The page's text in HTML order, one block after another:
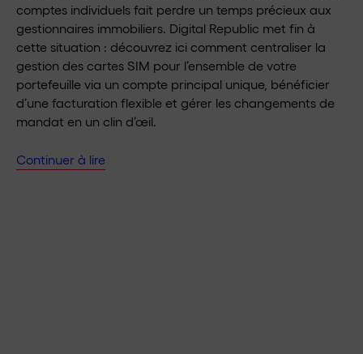
comptes individuels fait perdre un temps précieux aux
gestionnaires immobiliers. Digital Republic met fin à
cette situation : découvrez ici comment centraliser la
gestion des cartes SIM pour l’ensemble de votre
portefeuille via un compte principal unique, bénéficier
d’une facturation flexible et gérer les changements de
mandat en un clin d’œil.
Continuer à lire